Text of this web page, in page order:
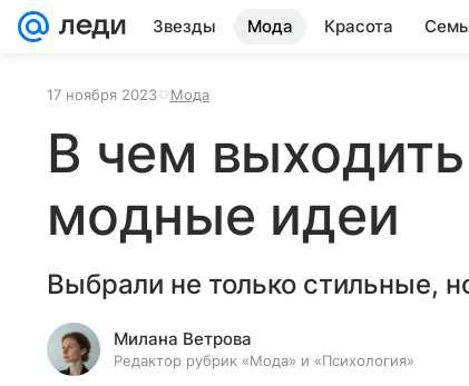
Звезды Мода Красота
17 ноября 2023 Мода
В чем
модные идеи
Выбрали не только стильные,
Милана Ветрова
Редактор рубрик «Мода» и «Психология»